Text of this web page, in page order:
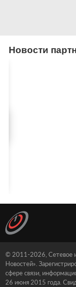
Новости
© 2011-2026, Сетевое
Новостей».
сфере связи,
26 июня 2015 года.